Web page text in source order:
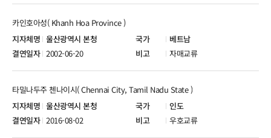
울산광역시 본청 베트남
카인호아성( Khanh Hoa Province )
2002-06-20 자매교류
울산광역시 본청 인도
타밀나두주 첸나이시( Chennai City, Tamil Nadu State )
2016-08-02 우호교류